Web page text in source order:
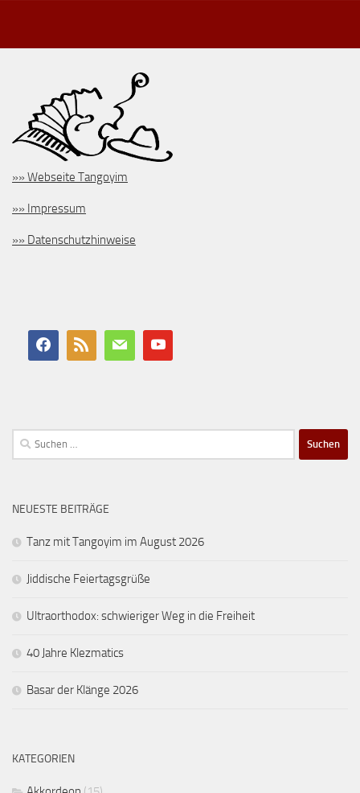
»» Webseite Tangoyim
»» Impressum
»» Datenschutzhinweise
Suchen
nach:
NEUESTE BEITRÄGE
Tanz mit Tangoyim im August 2026
Jiddische Feiertagsgrüße
Ultraorthodox: schwieriger Weg in die Freiheit
40 Jahre Klezmatics
Basar der Klänge 2026
KATEGORIEN